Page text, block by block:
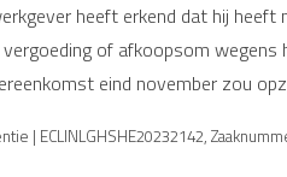
heeft erkend dat hij
of afkoopsom
eind november zou
| ECLINLGHSHE20232142,